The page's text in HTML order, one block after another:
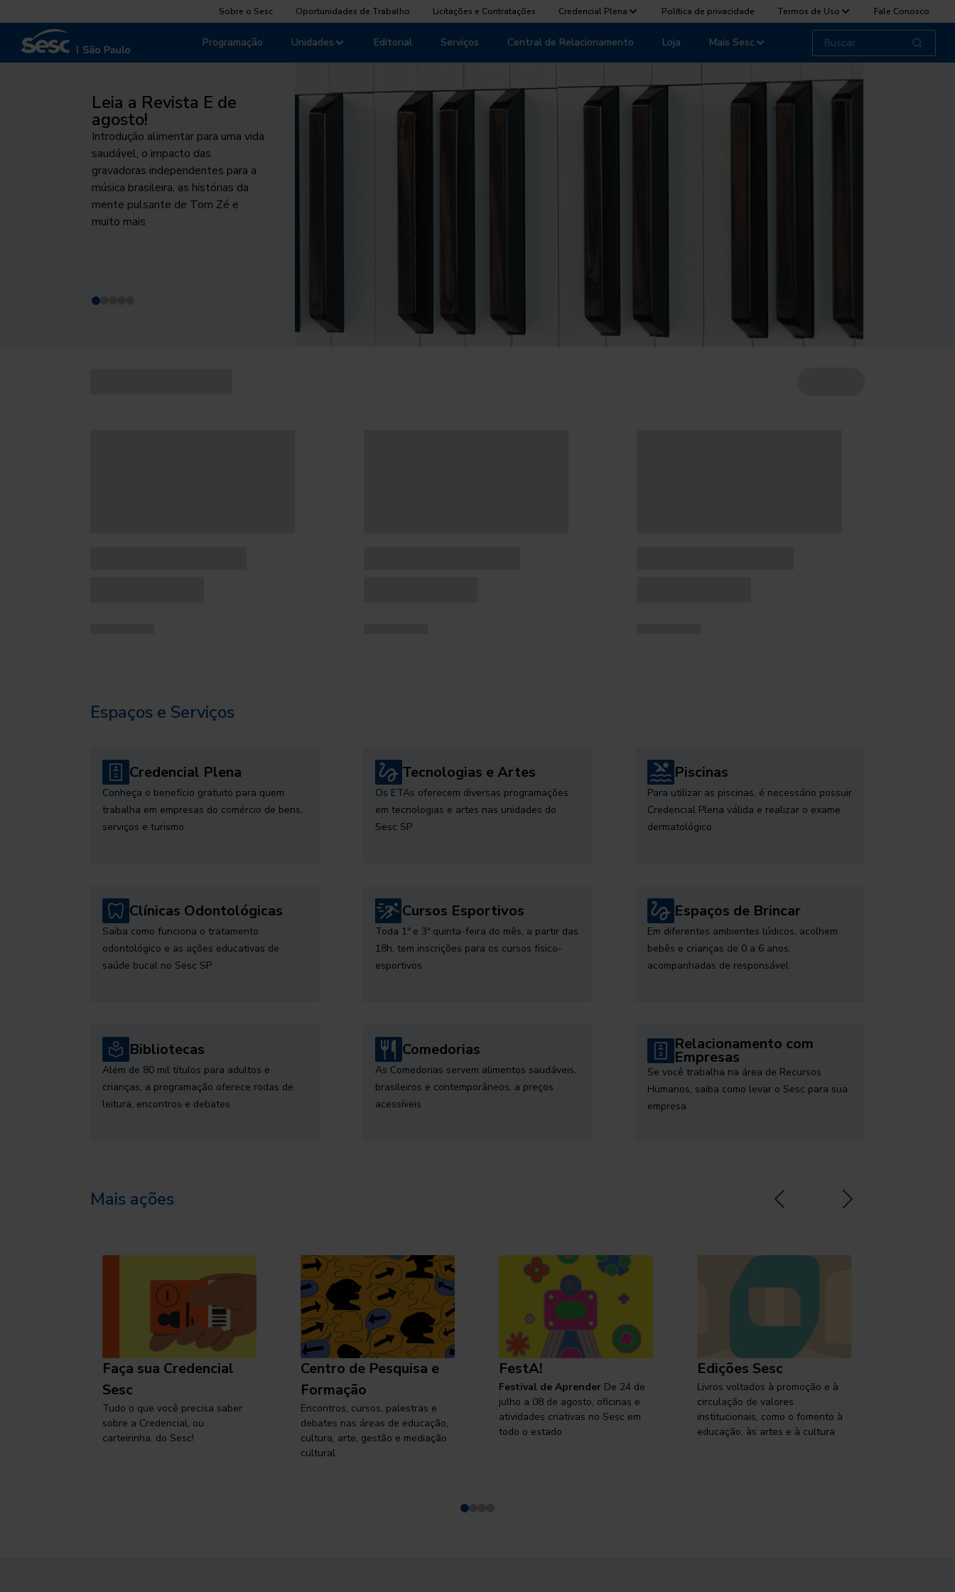
Sobre o Sesc Oportunidades de Trabalho Licitações e Contratações Credencial Plena Política de privacidade Termos de Uso Fale Conosco
Unidades
Programação Editorial Serviços Central de Relacionamento Loja Mais Sesc
Leia a Revista E de
agosto!
Introdução alimentar para uma vida
saudável, o impacto das
gravadoras independentes para a
música brasileira, as histórias da
mente pulsante de Tom Zé e
muito mais
Pela Vida das
mulheres
Projeto fomenta o debate público
sobre respeito, equidade de
gênero e proteção da vida
Palco Giratório
Um dos maiores projetos de
circulação das artes cênicas chega
a São Paulo. Conheça os
espetáculos desta edição
Agosto Indígena
Programação destaca o
protagonismo e as tecnologias
desenvolvidas e utilizadas pelos
povos indígenas no Brasil
O cuidado que
sustenta
Do Peito ao Prato, iniciativa
voltada à promoção da
alimentação saudável na
primeiríssima infância acontece de
1 a 7 de agosto
Espaços e Serviços
Credencial Plena
Conheça o benefício gratuito para quem
trabalha em empresas do comércio de bens,
serviços e turismo
Tecnologias e Artes
Os ETAs oferecem diversas programações
em tecnologias e artes nas unidades do
Sesc SP
Piscinas
Para utilizar as piscinas, é necessário possuir
Credencial Plena válida e realizar o exame
dermatológico
Clínicas Odontológicas
Saiba como funciona o tratamento
odontológico e as ações educativas de
saúde bucal no Sesc SP
Cursos Esportivos
Toda 1ª e 3ª quinta-feira do mês, a partir das
18h, tem inscrições para os cursos físico-
esportivos
Espaços de Brincar
Em diferentes ambientes lúdicos, acolhem
bebês e crianças de 0 a 6 anos,
acompanhadas de responsável
Bibliotecas
Além de 80 mil títulos para adultos e
crianças, a programação oferece rodas de
leitura, encontros e debates
Comedorias
As Comedorias servem alimentos saudáveis,
brasileiros e contemporâneos, a preços
acessíveis
Relacionamento com
Empresas
Se você trabalha na área de Recursos
Humanos, saiba como levar o Sesc para sua
empresa
Mais ações
Faça sua Credencial
Sesc
Tudo o que você precisa saber
sobre a Credencial, ou
carteirinha, do Sesc!
Centro de Pesquisa e
Formação
Encontros, cursos, palestras e
debates nas áreas de educação,
cultura, arte, gestão e mediação
cultural
FestA!
Festival de Aprender De 24 de
julho a 08 de agosto, oficinas e
atividades criativas no Sesc em
todo o estado
Edições Sesc
Livros voltados à promoção e à
circulação de valores
institucionais, como o fomento à
educação, às artes e à cultura